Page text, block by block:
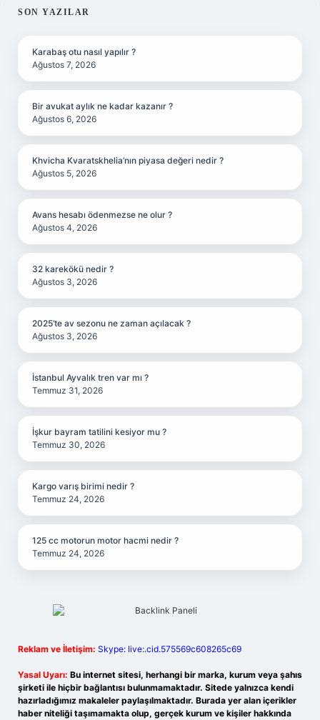
SIDEBAR
SON YAZILAR
Karabaş otu nasıl yapılır ?
Ağustos 7, 2026
Bir avukat aylık ne kadar kazanır ?
Ağustos 6, 2026
Khvicha Kvaratskhelia’nın piyasa değeri nedir ?
Ağustos 5, 2026
Avans hesabı ödenmezse ne olur ?
Ağustos 4, 2026
32 karekökü nedir ?
Ağustos 3, 2026
2025’te av sezonu ne zaman açılacak ?
Ağustos 3, 2026
İstanbul Ayvalık tren var mı ?
Temmuz 31, 2026
İşkur bayram tatilini kesiyor mu ?
Temmuz 30, 2026
Kargo varış birimi nedir ?
Temmuz 24, 2026
125 cc motorun motor hacmi nedir ?
Temmuz 24, 2026
Reklam ve İletişim: Skype: live:.cid.575569c608265c69
Yasal Uyarı: Bu internet sitesi, herhangi bir marka, kurum veya şahıs
şirketi ile hiçbir bağlantısı bulunmamaktadır. Sitede yalnızca kendi
hazırladığımız makaleler paylaşılmaktadır. Burada yer alan içerikler
haber niteliği taşımamakta olup, gerçek kurum ve kişiler hakkında